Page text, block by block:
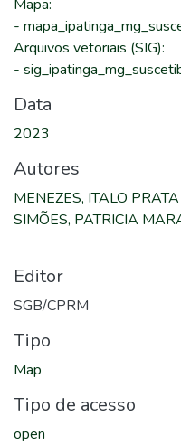
Mapa:
-
Arquivos vetoriais (SIG):
-
Data
2023
Autores
MENEZES, ITALO PRATA
SIMÕES, PATRICIA
Editor
SGB/CPRM
Tipo
Map
Tipo de acesso
open